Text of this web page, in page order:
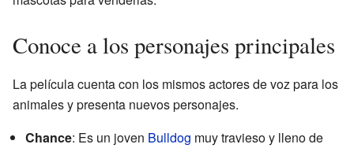
Conoce a los personajes principales
La película cuenta con los mismos actores de voz para los
animales y presenta nuevos personajes.
Chance: Es un joven Bulldog muy travieso y lleno de